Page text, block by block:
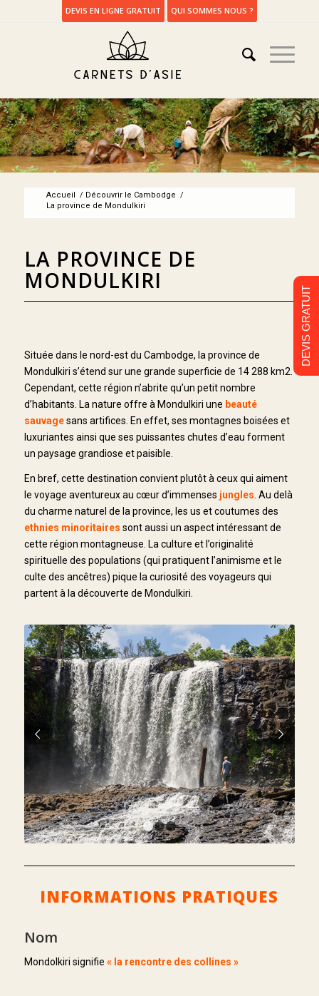
DEVIS EN LIGNE GRATUIT QUI SOMMES NOUS ?
Accueil / Découvrir le Cambodge /
La province de Mondulkiri
LA PROVINCE DE
MONDULKIRI
Située dans le nord-est du Cambodge, la province de
Mondulkiri s’étend sur une grande superficie de 14 288 km2.
Cependant, cette région n’abrite qu’un petit nombre
d’habitants. La nature offre à Mondulkiri une beauté
sauvagesans artifices. En effet, ses montagnes boisées et
luxuriantes ainsi que ses puissantes chutes d’eau forment
un paysage grandiose et paisible.
En bref, cette destination convient plutôt à ceux qui aiment
le voyage aventureux au cœur d’immenses jungles . Au delà
du charme naturel de la province, les us et coutumes des
ethnies minoritaires sont aussi un aspect intéressant de
cette région montagneuse. La culture et l’originalité
spirituelle des populations (qui pratiquent l’animisme et le
culte des ancêtres) pique la curiosité des voyageurs qui
partent à la découverte de Mondulkiri.
Suivant
1 2 3
INFORMATIONS PRATIQUES
Nom
Mondolkiri signifie « la rencontre des collines »
DEVIS GRATUIT